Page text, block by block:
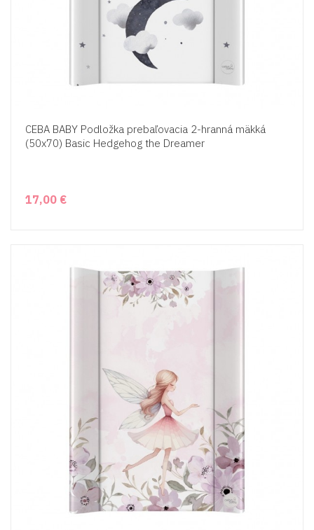
CEBA BABY Podložka prebaľovacia 2-hranná mäkká
(50x70) Basic Hedgehog the Dreamer
17,00 €